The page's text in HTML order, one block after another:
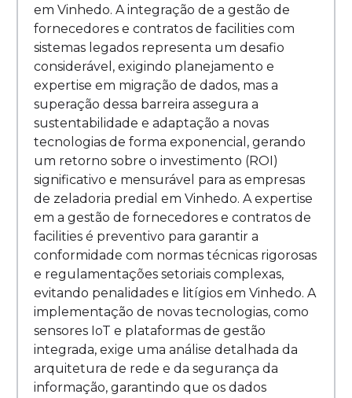
em Vinhedo. A integração de a gestão de
fornecedores e contratos de facilities com
sistemas legados representa um desafio
considerável, exigindo planejamento e
expertise em migração de dados, mas a
superação dessa barreira assegura a
sustentabilidade e adaptação a novas
tecnologias de forma exponencial, gerando
um retorno sobre o investimento (ROI)
significativo e mensurável para as empresas
de zeladoria predial em Vinhedo. A expertise
em a gestão de fornecedores e contratos de
facilities é preventivo para garantir a
conformidade com normas técnicas rigorosas
e regulamentações setoriais complexas,
evitando penalidades e litígios em Vinhedo. A
implementação de novas tecnologias, como
sensores IoT e plataformas de gestão
integrada, exige uma análise detalhada da
arquitetura de rede e da segurança da
informação, garantindo que os dados